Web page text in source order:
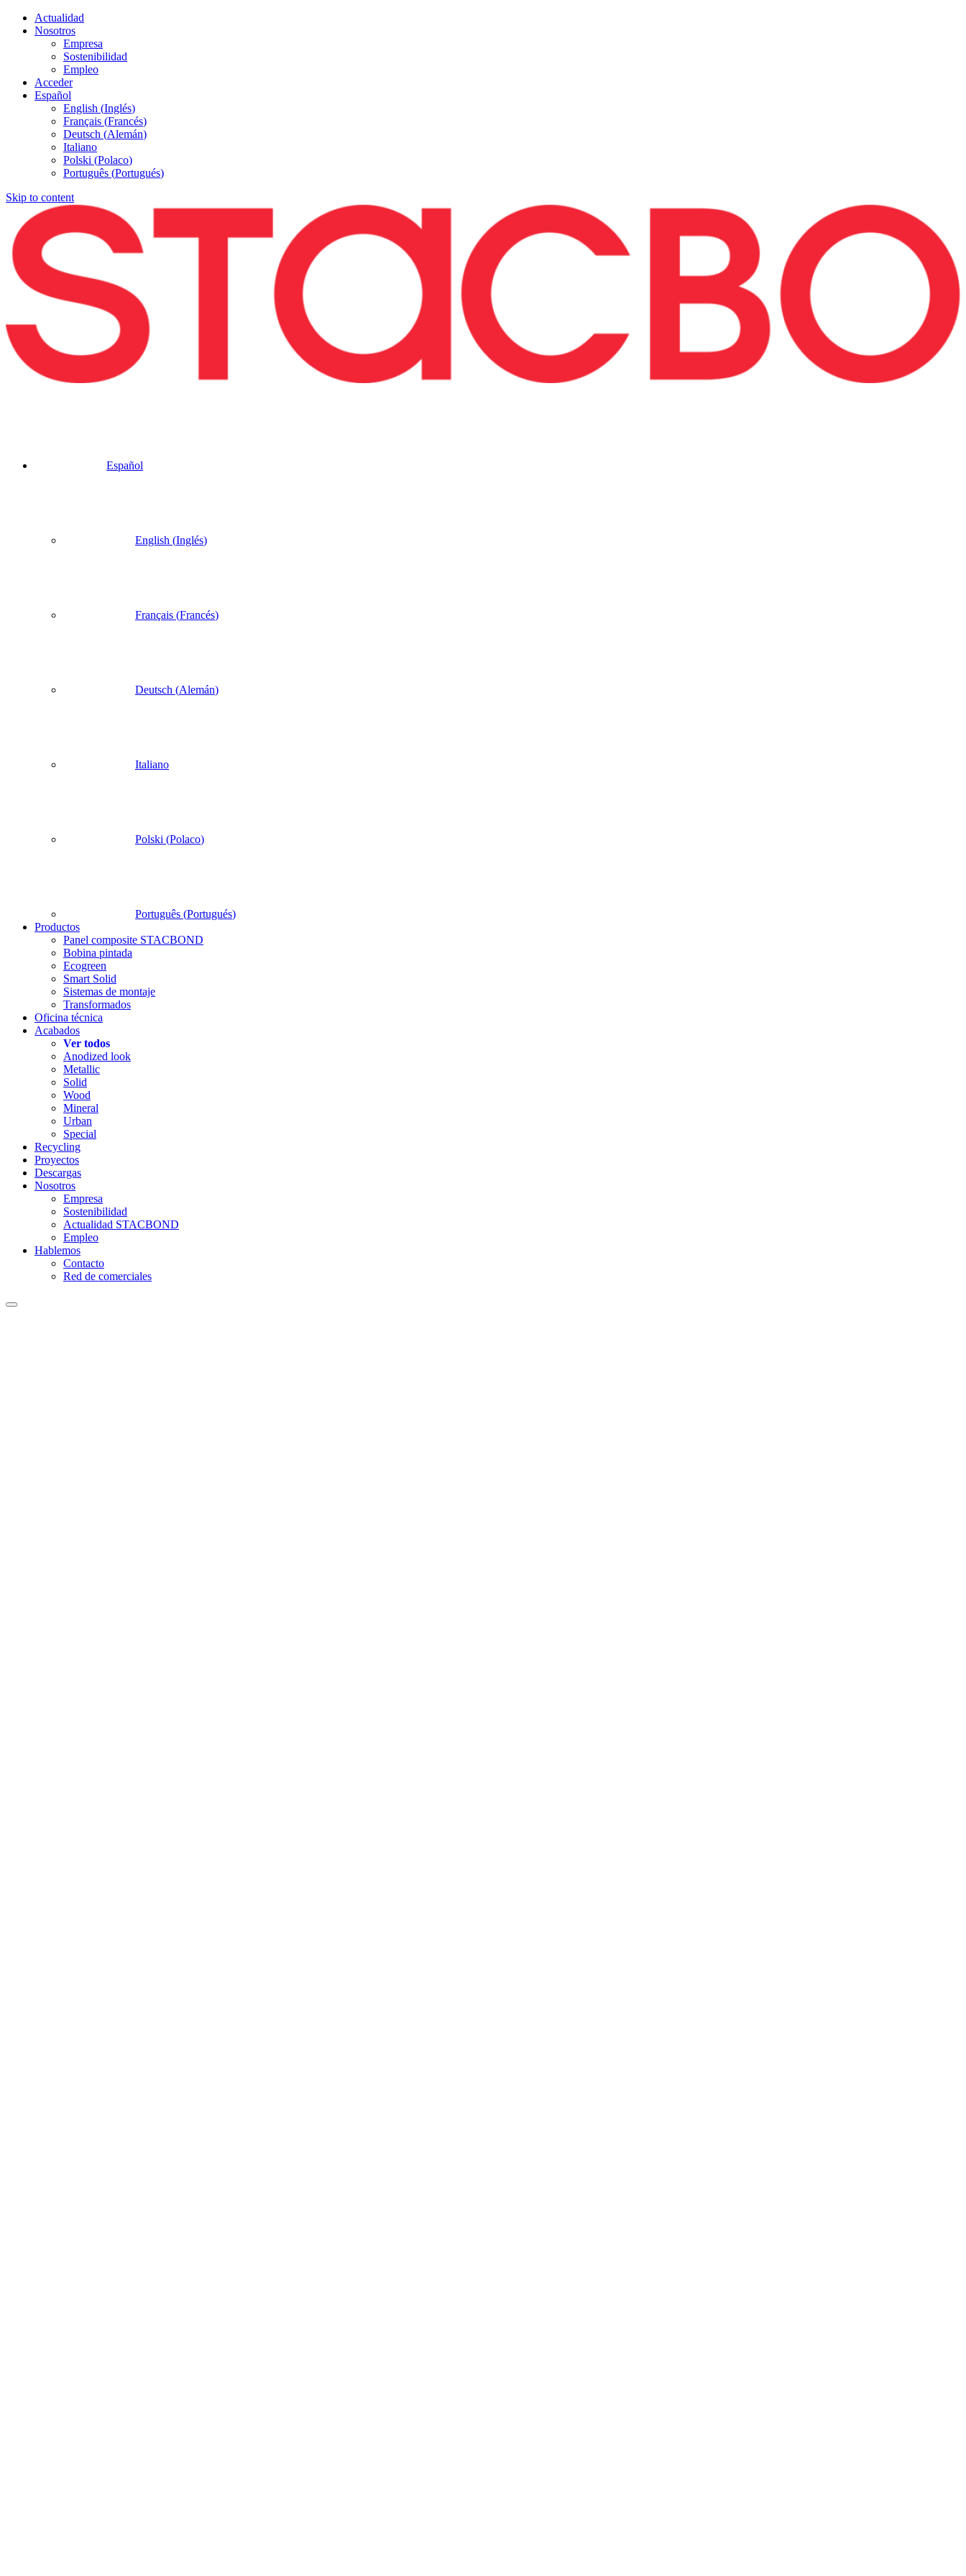
Actualidad
Nosotros
Empresa
Sostenibilidad
Empleo
Acceder
Español
English (Inglés)
Français (Francés)
Deutsch (Alemán)
Italiano
Polski (Polaco)
Português (Portugués)
Skip to content
Español
English (Inglés)
Français (Francés)
Deutsch (Alemán)
Italiano
Polski (Polaco)
Português (Portugués)
Productos
Panel composite STACBOND
Bobina pintada
Ecogreen
Smart Solid
Sistemas de montaje
Transformados
Oficina técnica
Acabados
Ver todos
Anodized look
Metallic
Solid
Wood
Mineral
Urban
Special
Recycling
Proyectos
Descargas
Nosotros
Empresa
Sostenibilidad
Actualidad STACBOND
Empleo
Hablemos
Contacto
Red de comerciales